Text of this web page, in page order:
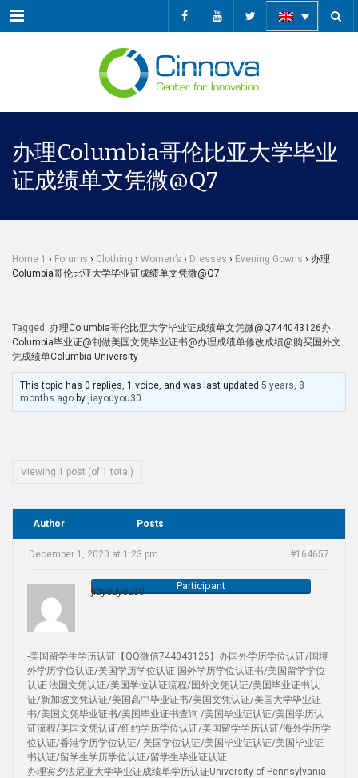
Menu
办理Columbia哥伦比亚大学毕业
证成绩单文凭微@Q7
Home 1 › Forums › Clothing › Women’s › Dresses › Evening Gowns › 办理
Columbia哥伦比亚大学毕业证成绩单文凭微@Q7
Tagged: 办理Columbia哥伦比亚大学毕业证成绩单文凭微@Q744043126办
Columbia毕业证@制做美国文凭毕业证书@办理成绩单修改成绩@购买国外文
凭成绩单Columbia University
This topic has 0 replies, 1 voice, and was last updated5 years, 8
months ago by jiayouyou30.
Viewing 1 post (of 1 total)
Author Posts
December 1, 2020 at 1:23 pm #164657
jiayouyou30 Participant
-美国留学生学历认证【QQ微信744043126】办国外学历学位认证/国境
外学历学位认证/美国学历学位认证 国外学历学位认证书/美国留学学位
认证 法国文凭认证/美国学位认证流程/国外文凭认证/美国毕业证书认
证/新加坡文凭认证/美国高中毕业证书/美国文凭认证/美国大学毕业证
书/美国文凭毕业证书/美国毕业证书查询 /美国毕业证认证/美国学历认
证流程/美国文凭认证/纽约学历学位认证/美国留学学历认证/海外学历学
位认证/香港学历学位认证/ 美国学位认证/美国毕业证认证/美国毕业证
书认证/留学生学历学位认证/留学生毕业证认证
办理宾夕法尼亚大学毕业证成绩单学历认证University of Pennsylvania